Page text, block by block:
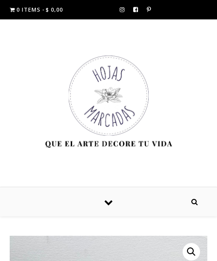
0 ITEMS $ 0,00